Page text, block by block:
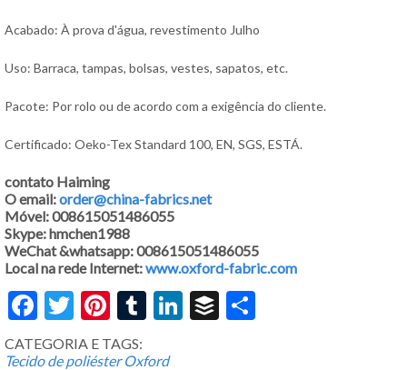
Acabado: À prova d'água, revestimento Julho
Uso: Barraca, tampas, bolsas, vestes, sapatos, etc.
Pacote: Por rolo ou de acordo com a exigência do cliente.
Certificado: Oeko-Tex Standard 100, EN, SGS, ESTÁ.
contato Haiming
O email:order@china-fabrics.net
Móvel: 008615051486055
Skype: hmchen1988
WeChat &whatsapp: 008615051486055
Local na rede Internet:www.oxford-fabric.com
Facebook
Twitter
Pinterest
Tumblr
LinkedIn
Buffer
CATEGORIA E TAGS:
Tecido de poliéster Oxford